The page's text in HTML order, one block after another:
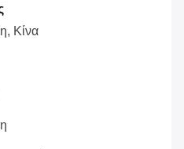
Κίνα